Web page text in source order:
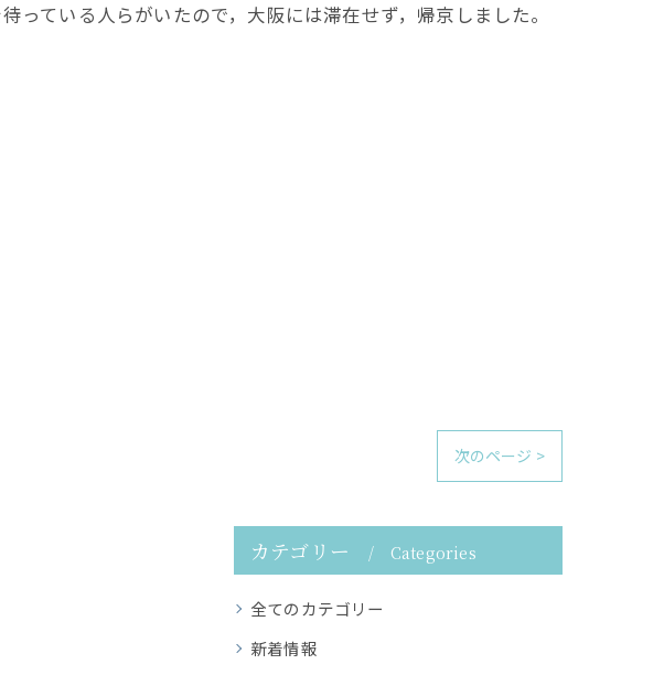
ている人らがいたので，大阪には滞在せず，帰京しました。
次のページ >
カテゴリー Categories
全てのカテゴリー
新着情報